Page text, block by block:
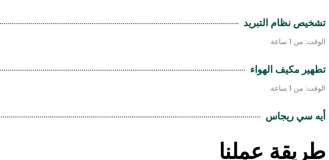
تشخيص نظام التبريد
الوقت: من 1 ساعة
تطهير مكيف الهواء
الوقت: من 1 ساعة
أيه سي ريجاس
طريقة عملنا